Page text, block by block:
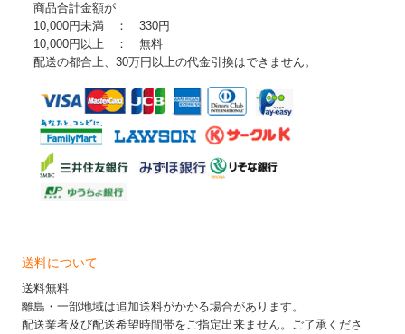
商品合計金額が
10,000円未満 ： 330円
10,000円以上 ： 無料
配送の都合上、30万円以上の代金引換はできません。
送料について
送料無料
離島・一部地域は追加送料がかかる場合があります。
配送業者及び配送希望時間帯をご指定出来ません。ご了承くださ